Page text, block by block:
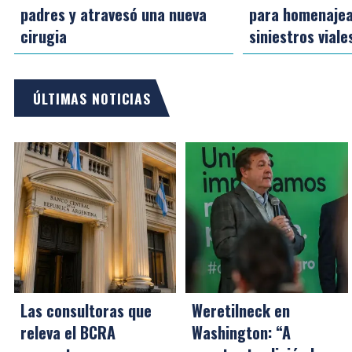
padres y atravesó una nueva
cirugia
para
siniestros
ÚLTIMAS NOTICIAS
Las consultoras que
releva el BCRA
Weretilneck en
Washington: “A